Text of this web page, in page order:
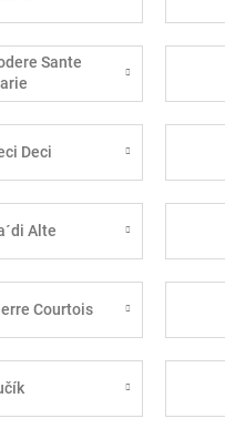
Sante
Deci
Alte
Courtois